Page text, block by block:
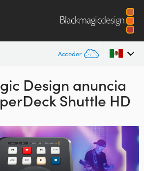
Acceder
Design anuncia
Shuttle HD